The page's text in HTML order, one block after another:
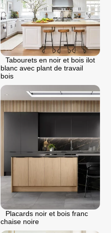
Tabourets en noir et bois ilot
blanc avec plant de travail
bois
Placards noir et bois franc
chaise noire